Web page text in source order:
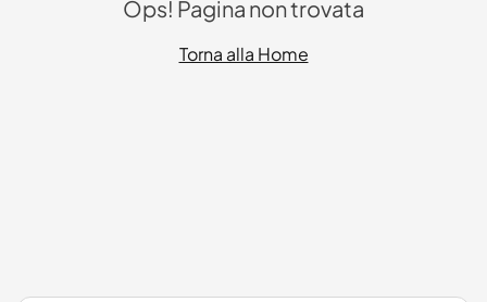
Ops! Pagina non trovata
Torna alla Home